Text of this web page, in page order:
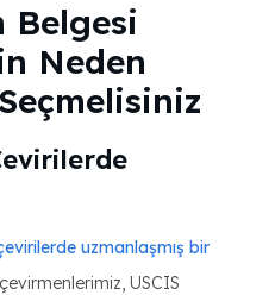
Belgesi
Neden
uzmanlaşmış bir
USCIS